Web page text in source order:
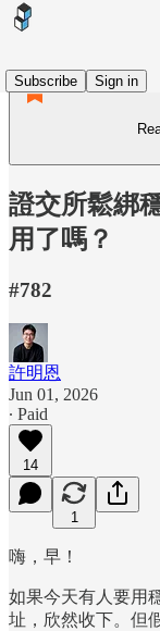
Subscribe
Sign in
證交所鬆綁
用了嗎？
#782
許明恩
Jun 01, 2026
∙ Paid
14
1
嗨，早！
如果今天有人要用
址，欣然收下。但